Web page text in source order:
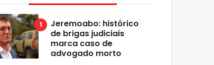
Jeremoabo: histórico
de brigas judiciais
marca caso de
advogado morto